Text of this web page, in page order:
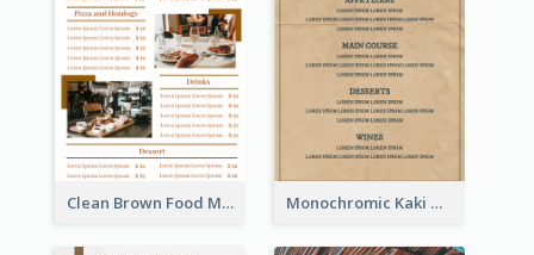
Clean Brown Food Menu Design Inspiration Monochromic Kaki Meal Design Inspiration